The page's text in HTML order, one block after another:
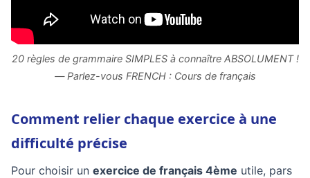
20 règles de grammaire SIMPLES à connaître ABSOLUMENT !
— Parlez-vous FRENCH : Cours de français
Comment relier chaque exercice à une
difficulté précise
Pour choisir un exercice de français 4ème utile, pars